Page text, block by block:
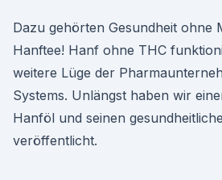
Dazu gehörten Gesundheit ohne
Hanftee! Hanf ohne THC
weitere Lüge der
Systems. Unlängst haben wir
Hanföl und seinen
veröffentlicht.